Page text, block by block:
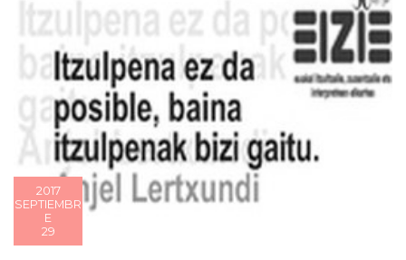
2017
SEPTIEMBR
E
29